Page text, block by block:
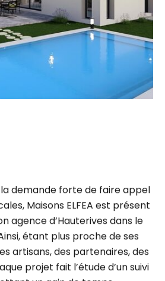
Maisons ELFEA est présent
agence d’Hauterives dans le
étant plus proche de ses
artisans, des partenaires, des
projet fait l’étude d’un suivi
un gain de temps…